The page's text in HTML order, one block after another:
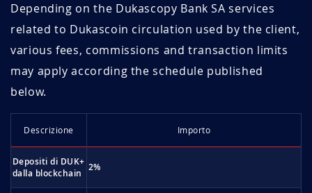
Depending on the Dukascopy Bank SA services
related to Dukascoin circulation used by the client,
various fees, commissions and transaction limits
may apply according the schedule published
below.
Descrizione Importo
Depositi di DUK+
dalla blockchain
2%